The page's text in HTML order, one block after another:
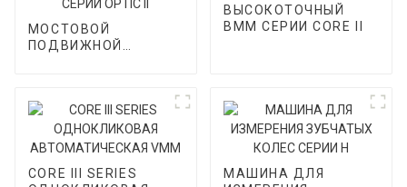
МОСТОВОЙ
ПОДВИЖНОЙ
ВЫСОКОТОЧНЫЙ
ВММ СЕРИИ CORE II
CORE III SERIES
МАШИНА ДЛЯ